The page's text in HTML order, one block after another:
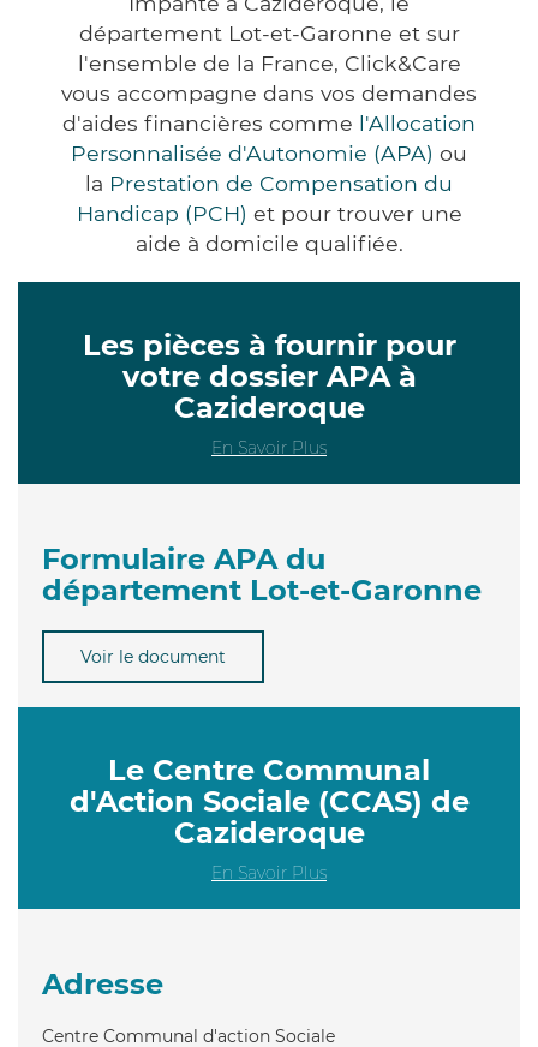
département Lot-et-Garonne et sur
l'ensemble de la France, Click&Care
vous accompagne dans vos demandes
d'aides financières comme l'Allocation
Personnalisée d'Autonomie (APA) ou
la Prestation de Compensation du
Handicap (PCH) et pour trouver une
aide à domicile qualifiée.
Les pièces à fournir pour
votre dossier APA à
Cazideroque
En Savoir Plus
Formulaire APA du
département Lot-et-Garonne
Voir le document
Le Centre Communal
d'Action Sociale (CCAS) de
Cazideroque
En Savoir Plus
Adresse
Centre Communal d'action Sociale